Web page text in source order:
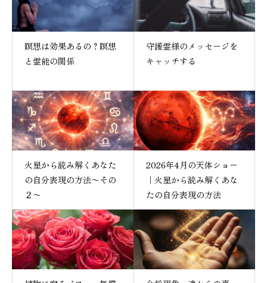
瞑想は効果あるの？瞑想
と霊能の関係
守護霊様のメッセージを
キャッチする
火星から読み解くあなた
の自分表現の方法〜その
２〜
2026年4月の天体ショー
｜火星から読み解くあな
たの自分表現の方法